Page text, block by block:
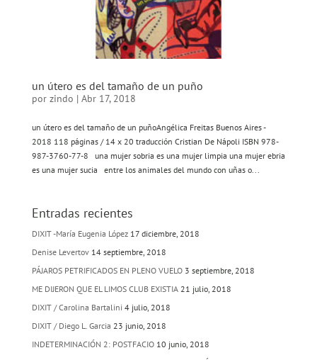
un útero es del tamaño de un puño
por zindo | Abr 17, 2018
un útero es del tamaño de un puñoAngélica Freitas Buenos Aires -
2018 118 páginas / 14 x 20 traducción Cristian De Nápoli ISBN 978-
987-3760-77-8 una mujer sobria es una mujer limpia una mujer ebria
es una mujer sucia entre los animales del mundo con uñas o...
Entradas recientes
DIXIT -María Eugenia López 17 diciembre, 2018
Denise Levertov 14 septiembre, 2018
PÁJAROS PETRIFICADOS EN PLENO VUELO 3 septiembre, 2018
ME DIJERON QUE EL LIMOS CLUB EXISTIA 21 julio, 2018
DIXIT / Carolina Bartalini 4 julio, 2018
DIXIT / Diego L. Garcia 23 junio, 2018
INDETERMINACIÓN 2: POSTFACIO 10 junio, 2018